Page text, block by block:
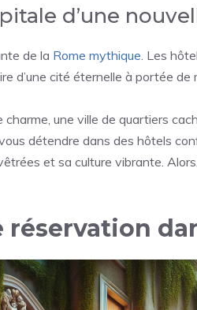
d’une
de la Rome mythique. Les
d’une cité éternelle à portée
charme, une ville de quartiers
détendre dans des hôtels
et sa culture vibrante.
réservation